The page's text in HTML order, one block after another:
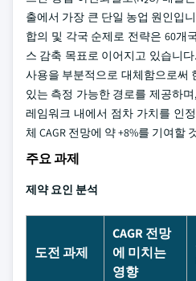
출에서 가장 큰 단일 농업 원인입
합의 및 각국 순제로 전략은 60개
스 감축 목표로 이어지고 있습니
사용을 부분적으로 대체함으로써
있는 측정 가능한 경로를 제공하
레임워크 내에서 점차 가치를 인
체 CAGR 전망에 약 +8%를 기여할
주요 과제
제약 요인 분석
도전 과제
CAGR 전망
에 미치는
영향